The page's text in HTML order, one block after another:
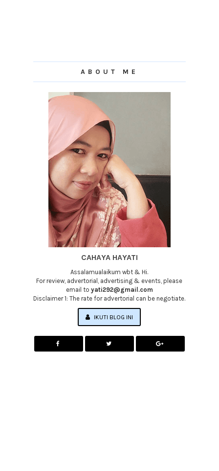
ABOUT ME
CAHAYA HAYATI
Assalamualaikum wbt & Hi.
For review, advertorial, advertising & events, please
email to yati292@gmail.com
Disclaimer 1: The rate for advertorial can be negotiate.
IKUTI BLOG INI